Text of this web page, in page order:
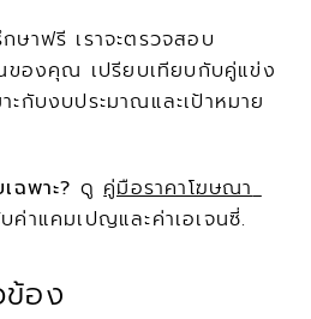
ษาฟรี เราจะตรวจสอบ
องคุณ เปรียบเทียบกับคู่แข่ง
ะกับงบประมาณและเป้าหมาย
ฉพาะ? ดู คู่มือราคาโฆษณา
ค่าแคมเปญและค่าเอเจนซี่.
อง